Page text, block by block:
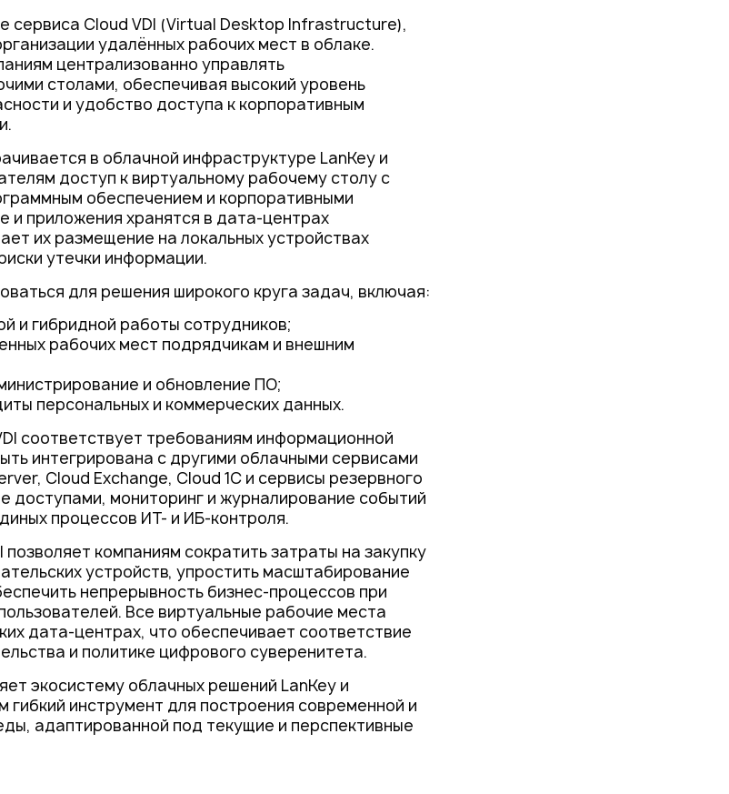
сервиса Cloud VDI (Virtual Desktop Infrastructure),
удалённых рабочих мест в облаке.
централизованно управлять
столами, обеспечивая высокий уровень
и удобство доступа к корпоративным
в облачной инфраструктуре LanKey и
доступ к виртуальному рабочему столу с
обеспечением и корпоративными
и приложения хранятся в дата-центрах
их размещение на локальных устройствах
утечки информации.
для решения широкого круга задач, включая:
и гибридной работы сотрудников;
рабочих мест подрядчикам и внешним
и обновление ПО;
персональных и коммерческих данных.
соответствует требованиям информационной
интегрирована с другими облачными сервисами
Cloud Exchange, Cloud 1C и сервисы резервного
доступами, мониторинг и журналирование событий
процессов ИТ- и ИБ-контроля.
позволяет компаниям сократить затраты на закупку
устройств, упростить масштабирование
непрерывность бизнес-процессов при
Все виртуальные рабочие места
дата-центрах, что обеспечивает соответствие
и политике цифрового суверенитета.
экосистему облачных решений LanKey и
гибкий инструмент для построения современной и
адаптированной под текущие и перспективные